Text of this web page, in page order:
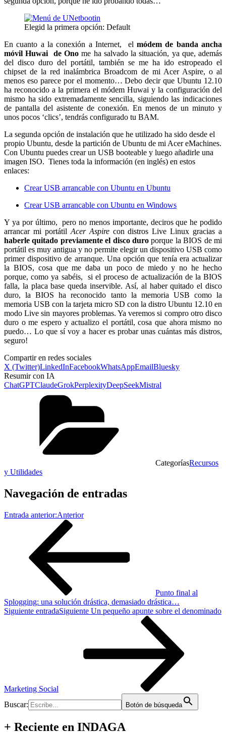
Elegid la primera opción: Default
En cuanto a la conexión a Internet, el módem de banda ancha
móvil Huwai de Ono me ha salvado la situación, ya que, además
del disco duro del portátil, también se me ha ido estropeado el
chipset de la red inalámbrica Broadcom de mi Acer Aspire, o al
menos eso parece por el momento… Debo decir que Ubuntu 12.10
ha reconocido a la primera el módem Huwai y la configuración del
mismo ha sido extremadamente sencilla, siguiendo las indicaciones
de pantalla del asistente de conexión. En menos de un minuto y
unos pocos ‘clics’, tendrás configurado tu BAM.
La segunda opción de instalación que he utilizado ha sido desde el
propio Ubuntu, desde la partición de Ubuntu de mi Acer eMachines.
Con Ubuntu puedes crear un USB booteable y luego añadirle una
imagen ISO. Tienes toda la información (en inglés) en estos
enlaces:
Crear USB arrancable con Ubuntu en Ubuntu
Crear USB arrancable con Ubuntu en Windows
Y ya por último, pero no menos importante, deciros que he podido
arrancar mi portátil Acer Aspirecon distros Live Linux gracias a
haberle quitado previamente el disco duro porque la BIOS de mi
portátil es muy antigua y no permite elegir un dispositivo USB como
primer dispositivo de arranque. Una opción que tenía era actualizar
la BIOS, cosa que me daba un poco de miedo y no he hecho
porque, como ya sabéis, si el proceso de actualización de la BIOS
falla, la placa base queda inservible. Así, al haber quitado el disco
duro, la BIOS ha reconocido tanto la memoria USB como la
memoria USB con la tarjeta micro SD con la distro Ubuntu 12.10 en
modo Live sin mayores problemas. Ya veremos si compro otro disco
duro o me espero y actualizo el portátil, cosa que ahora mismo no
puedo… Lo que sí voy a hacer es probar unas cuántas más distros,
seguro!
Compartir en redes sociales
X (Twitter)LinkedInFacebookWhatsAppEmailBluesky
Resumir con IA
ChatGPTClaudeGrokPerplexityDeepSeekMistral
CategoríasRecursos
y Utilidades
Navegación de entradas
Entrada anterior:Anterior
Punto final al
Splogging: una solución drástica, demasiado drástica…
Siguiente entradaSiguiente Un pequeño apunte sobre el denominado
Marketing Social
Buscar:
Botón de búsqueda
+ Reciente en INDAGA